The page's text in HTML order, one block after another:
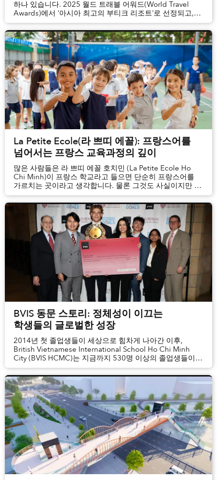
하나 있습니다. 2025 월드 트래블 어워드(World Travel
Awards)에서 ‘아시아 최고의 부티크 리조트’로 선정되고,
2025 데스티네이시안 리더스 초이스 어워드(DestinAsian
Readers' Choice Awards)에서 베트남 10대 리조트에
이름을 올린 라 베란다 리조트 푸꾸옥...
La Petite Ecole(라 쁘띠 에꼴): 프랑스어를
넘어서는 프랑스 교육과정의 깊이
많은 사람들은 라 쁘띠 에꼴 호치민 (La Petite Ecole Ho
Chi Minh)이 프랑스 학교라고 들으면 단순히 프랑스어를
가르치는 곳이라고 생각합니다. 물론 그것도 사실이지만 그
이상의 의미가 있습니다. 이 학교는 유치원부터 초등 과정
(1~11세)까지 프랑스어와 영어로 학생들을 교육하는
이중언어 학교이며, 프랑스 교육부가 정한 프랑스 국가
교육과...
BVIS 동문 스토리: 정체성이 이끄는
학생들의 글로벌한 성장
2014년 첫 졸업생들이 세상으로 힘차게 나아간 이후,
British Vietnamese International School Ho Chi Minh
City (BVIS HCMC)는 지금까지 530명 이상의 졸업생들이
다양하고 상호 연결된 글로벌 사회에서 성장할 수 있도록
든든한 출발점이 되어 왔습니다. BVIS는 영국 국가
교육과정의 엄격한 학문적 기준과 ...